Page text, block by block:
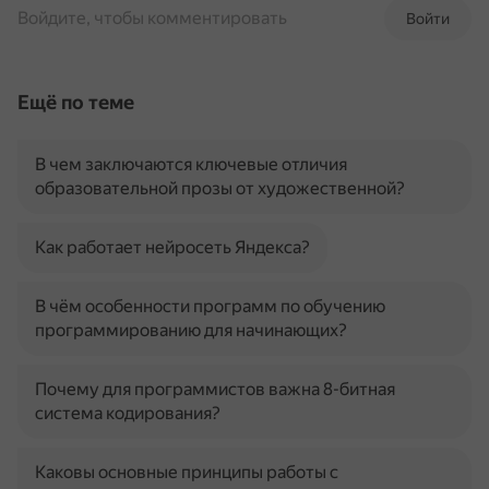
Войти
Войдите, чтобы комментировать
Ещё по теме
В чем заключаются ключевые отличия
образовательной прозы от художественной?
Как работает нейросеть Яндекса?
В чём особенности программ по обучению
программированию для начинающих?
Почему для программистов важна 8-битная
система кодирования?
Каковы основные принципы работы с